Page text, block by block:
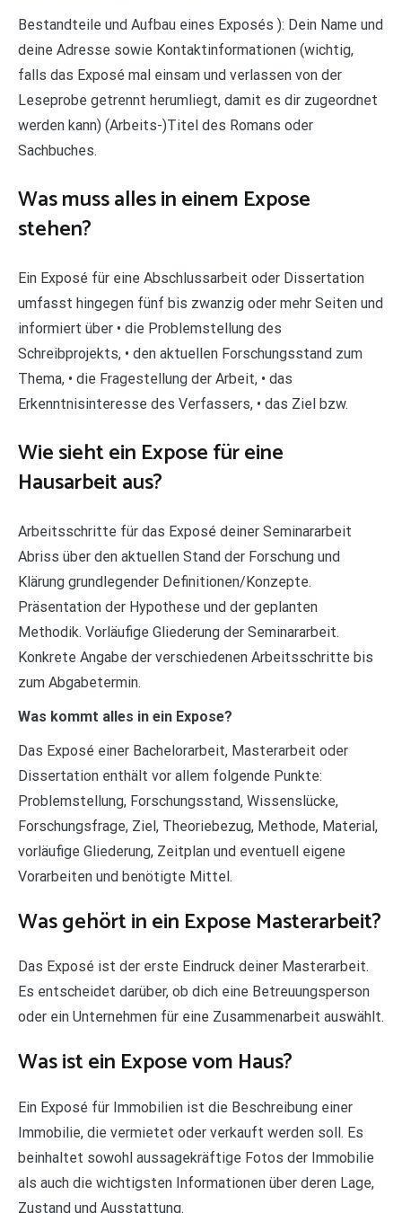
Bestandteile und Aufbau eines Exposés ): Dein Name und
deine Adresse sowie Kontaktinformationen (wichtig,
falls das Exposé mal einsam und verlassen von der
Leseprobe getrennt herumliegt, damit es dir zugeordnet
werden kann) (Arbeits-)Titel des Romans oder
Sachbuches.
Was muss alles in einem Expose
stehen?
Ein Exposé für eine Abschlussarbeit oder Dissertation
umfasst hingegen fünf bis zwanzig oder mehr Seiten und
informiert über • die Problemstellung des
Schreibprojekts, • den aktuellen Forschungsstand zum
Thema, • die Fragestellung der Arbeit, • das
Erkenntnisinteresse des Verfassers, • das Ziel bzw.
Wie sieht ein Expose für eine
Hausarbeit aus?
Arbeitsschritte für das Exposé deiner Seminararbeit
Abriss über den aktuellen Stand der Forschung und
Klärung grundlegender Definitionen/Konzepte.
Präsentation der Hypothese und der geplanten
Methodik. Vorläufige Gliederung der Seminararbeit.
Konkrete Angabe der verschiedenen Arbeitsschritte bis
zum Abgabetermin.
Was kommt alles in ein Expose?
Das Exposé einer Bachelorarbeit, Masterarbeit oder
Dissertation enthält vor allem folgende Punkte:
Problemstellung, Forschungsstand, Wissenslücke,
Forschungsfrage, Ziel, Theoriebezug, Methode, Material,
vorläufige Gliederung, Zeitplan und eventuell eigene
Vorarbeiten und benötigte Mittel.
Was gehört in ein Expose Masterarbeit?
Das Exposé ist der erste Eindruck deiner Masterarbeit.
Es entscheidet darüber, ob dich eine Betreuungsperson
oder ein Unternehmen für eine Zusammenarbeit auswählt.
Was ist ein Expose vom Haus?
Ein Exposé für Immobilien ist die Beschreibung einer
Immobilie, die vermietet oder verkauft werden soll. Es
beinhaltet sowohl aussagekräftige Fotos der Immobilie
als auch die wichtigsten Informationen über deren Lage,
Zustand und Ausstattung.